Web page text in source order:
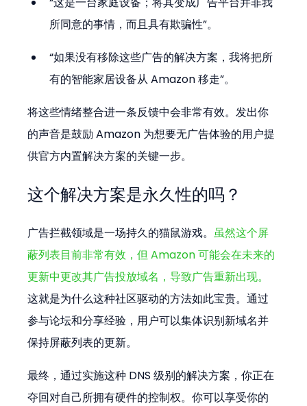
所同意的事情，而且具有欺骗性”。
“如果没有移除这些广告的解决方案，我将把所
有的智能家居设备从 Amazon 移走”。
将这些情绪整合进一条反馈中会非常有效。发出你
的声音是鼓励 Amazon 为想要无广告体验的用户提
供官方内置解决方案的关键一步。
这个解决方案是永久性的吗？
广告拦截领域是一场持久的猫鼠游戏。虽然这个屏
蔽列表目前非常有效，但 Amazon 可能会在未来的
更新中更改其广告投放域名，导致广告重新出现。
这就是为什么这种社区驱动的方法如此宝贵。通过
参与论坛和分享经验，用户可以集体识别新域名并
保持屏蔽列表的更新。
最终，通过实施这种 DNS 级别的解决方案，你正在
夺回对自己所拥有硬件的控制权。你可以享受你的